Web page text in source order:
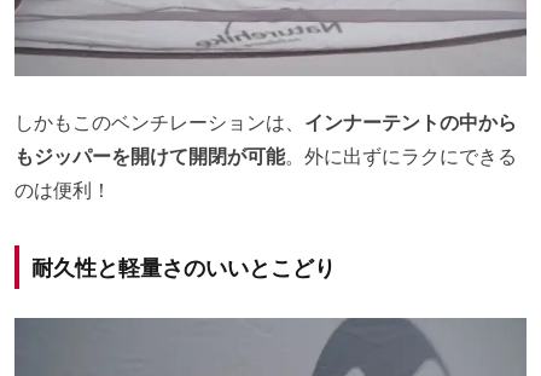
しかもこのベンチレーションは、 インナーテントの中から
もジッパーを開けて開閉が可能。外に出ずにラクにできる
のは便利！
耐久性と軽量さのいいとこどり